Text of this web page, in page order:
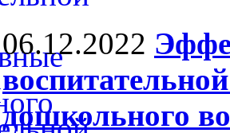
06.12.2022
дошкольного